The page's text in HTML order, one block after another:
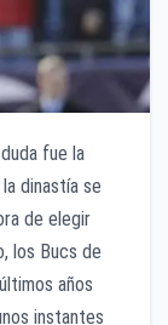
fue la
dinastía se
de elegir
los Bucs de
años
instantes